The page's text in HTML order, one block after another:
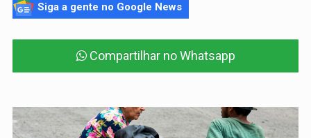
Siga a gente no Google News
Compartilhar no Whatsapp